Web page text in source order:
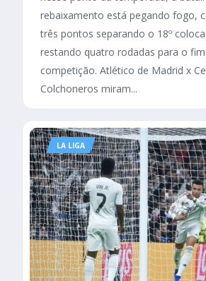
rebaixamento está pegando fogo,
três pontos separando o 18º
restando quatro rodadas para o
competição. Atlético de Madrid x
Colchoneros miram...
LA LIGA